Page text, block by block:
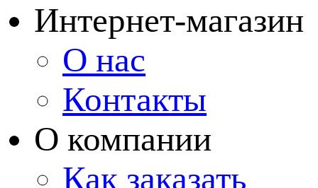
Интернет-магазин
О нас
Контакты
О компании
Как заказать